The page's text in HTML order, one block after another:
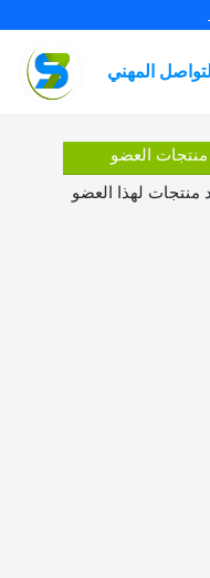
المهني
منتجات العضو
منتجات لهذا العضو